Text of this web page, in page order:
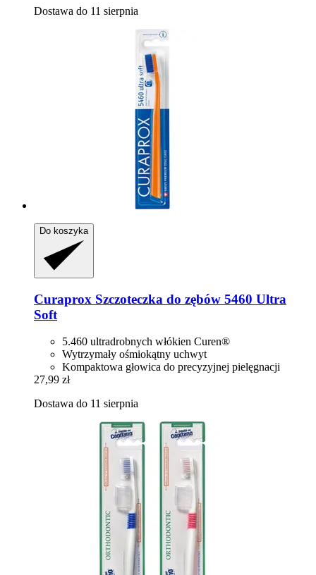
Dostawa do 11 sierpnia
Do koszyka
Curaprox Szczoteczka do zębów 5460 Ultra
Soft
5.460 ultradrobnych włókien Curen®
Wytrzymały ośmiokątny uchwyt
Kompaktowa głowica do precyzyjnej pielęgnacji
27,99 zł
Dostawa do 11 sierpnia